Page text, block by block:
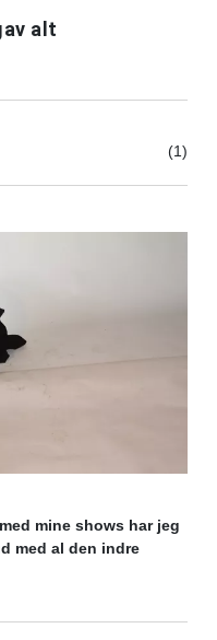
alt
(1)
mine shows har jeg
med al den indre